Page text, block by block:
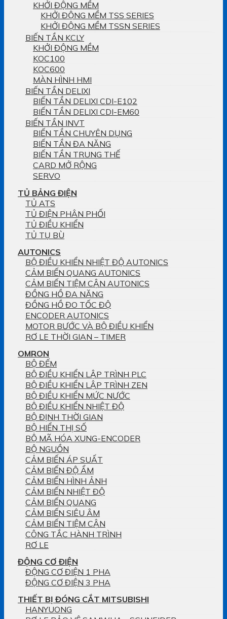
KHỞI ĐỘNG MỀM
KHỞI ĐỘNG MỀM TSS SERIES
KHỞI ĐỘNG MỀM TSSN SERIES
BIẾN TẦN KCLY
KHỞI ĐỘNG MỀM
KOC100
KOC600
MÀN HÌNH HMI
BIẾN TẦN DELIXI
BIẾN TẦN DELIXI CDI-E102
BIẾN TẦN DELIXI CDI-EM60
BIẾN TẦN INVT
BIẾN TẦN CHUYÊN DỤNG
BIẾN TẦN ĐA NĂNG
BIẾN TẦN TRUNG THẾ
CARD MỞ RỘNG
SERVO
TỦ BẢNG ĐIỆN
TỦ ATS
TỦ ĐIỆN PHÂN PHỐI
TỦ ĐIỀU KHIỂN
TỦ TỤ BÙ
AUTONICS
BỘ ĐIỀU KHIỂN NHIỆT ĐỘ AUTONICS
CẢM BIẾN QUANG AUTONICS
CẢM BIẾN TIỆM CẬN AUTONICS
ĐỒNG HỒ ĐA NĂNG
ĐỒNG HỒ ĐO TỐC ĐỘ
ENCODER AUTONICS
MOTOR BƯỚC VÀ BỘ ĐIỀU KHIỂN
RƠ LE THỜI GIAN – TIMER
OMRON
BỘ ĐẾM
BỘ ĐIỀU KHIỂN LẬP TRÌNH PLC
BỘ ĐIỀU KHIỂN LẬP TRÌNH ZEN
BỘ ĐIỀU KHIỂN MỨC NƯỚC
BỘ ĐIỀU KHIỂN NHIỆT ĐỘ
BỘ ĐỊNH THỜI GIAN
BỘ HIỂN THỊ SỐ
BỘ MÃ HÓA XUNG-ENCODER
BỘ NGUỒN
CẢM BIẾN ÁP SUẤT
CẢM BIẾN ĐỘ ẨM
CẢM BIẾN HÌNH ẢNH
CẢM BIẾN NHIỆT ĐỘ
CẢM BIẾN QUANG
CẢM BIẾN SIÊU ÂM
CẢM BIẾN TIỆM CẬN
CÔNG TẮC HÀNH TRÌNH
RƠ LE
ĐỘNG CƠ ĐIỆN
ĐỘNG CƠ ĐIỆN 1 PHA
ĐỘNG CƠ ĐIỆN 3 PHA
THIẾT BỊ ĐÓNG CẮT MITSUBISHI
HANYUONG